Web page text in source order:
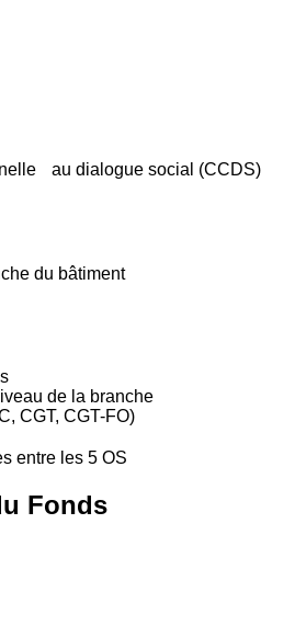
au dialogue social (CCDS)
du bâtiment
de la branche
CGT, CGT-FO)
entre les 5 OS
Fonds